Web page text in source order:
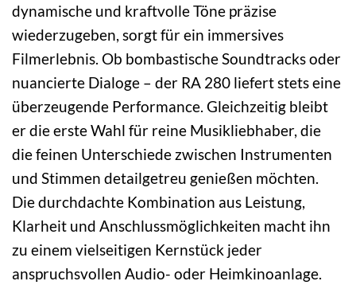
dynamische und kraftvolle Töne präzise
wiederzugeben, sorgt für ein immersives
Filmerlebnis. Ob bombastische Soundtracks oder
nuancierte Dialoge – der RA 280 liefert stets eine
überzeugende Performance. Gleichzeitig bleibt
er die erste Wahl für reine Musikliebhaber, die
die feinen Unterschiede zwischen Instrumenten
und Stimmen detailgetreu genießen möchten.
Die durchdachte Kombination aus Leistung,
Klarheit und Anschlussmöglichkeiten macht ihn
zu einem vielseitigen Kernstück jeder
anspruchsvollen Audio- oder Heimkinoanlage.